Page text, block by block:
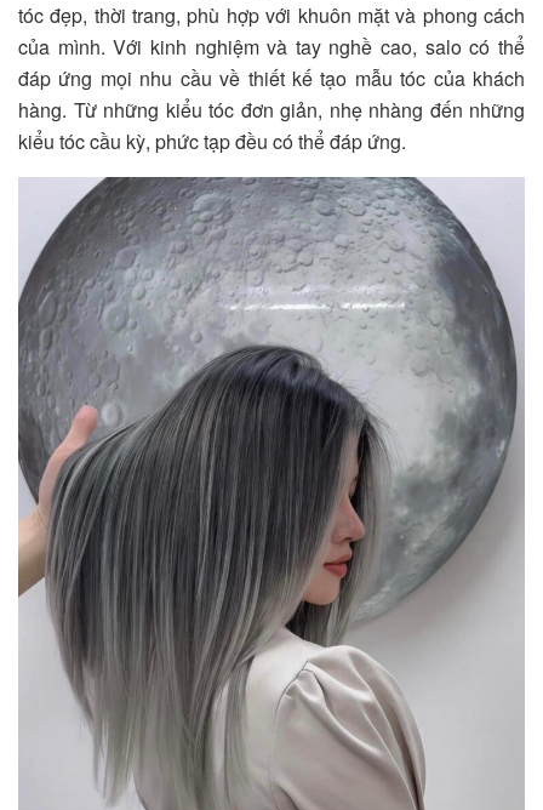
tóc đẹp, thời trang, phù hợp với khuôn mặt và phong cách
của mình. Với kinh nghiệm và tay nghề cao, salo có thể
đáp ứng mọi nhu cầu về thiết kế tạo mẫu tóc của khách
hàng. Từ những kiểu tóc đơn giản, nhẹ nhàng đến những
kiểu tóc cầu kỳ, phức tạp đều có thể đáp ứng.